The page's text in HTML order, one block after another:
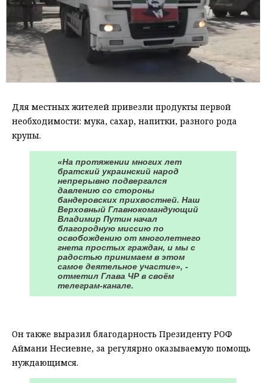
Для местных жителей привезли продукты первой
необходимости: мука, сахар, напитки, разного рода
крупы.
«На протяжении многих лет
братский украинский народ
непрерывно подвергался
давлению со стороны
бандеровских прихвостней. Наш
Верховный Главнокомандующий
Владимир Путин начал
благородную миссию по
освобождению от многолетнего
гнета простых граждан, и мы с
радостью принимаем в этом
самое деятельное участие», -
отметил Глава ЧР в своём
телеграм-канале.
Он также выразил благодарность Президенту РОФ
Аймани Несиевне, за регулярно оказываемую помощь
нуждающимся.